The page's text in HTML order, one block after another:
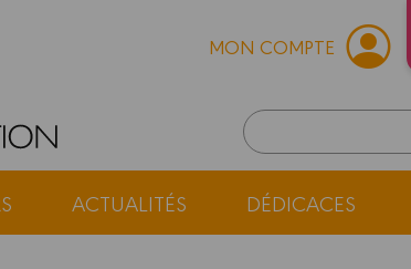
MON COMPTE
ACTUALITÉS DÉDICACES